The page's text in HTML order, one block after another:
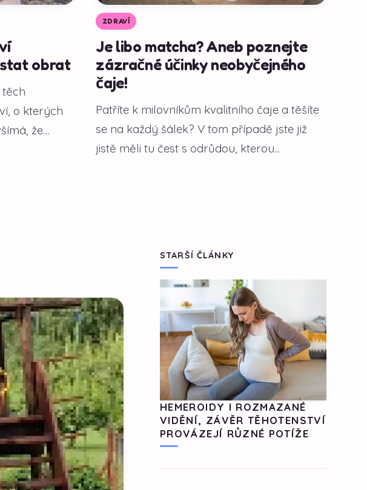
obrat
o kterých
že
Je libo matcha? Aneb poznejte
zázračné účinky neobyčejného
čaje!
Patříte k milovníkům kvalitního čaje a těšíte
se na každý šálek? V tom případě jste již
jistě měli tu čest s odrůdou, kterou...
ZDRAVÍ
STARŠÍ ČLÁNKY
HEMEROIDY I ROZMAZANÉ
VIDĚNÍ, ZÁVĚR TĚHOTENSTVÍ
PROVÁZEJÍ RŮZNÉ POTÍŽE